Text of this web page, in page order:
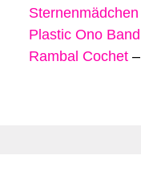
Sternenmädchen
Plastic Ono Band
Rambal Cochet –